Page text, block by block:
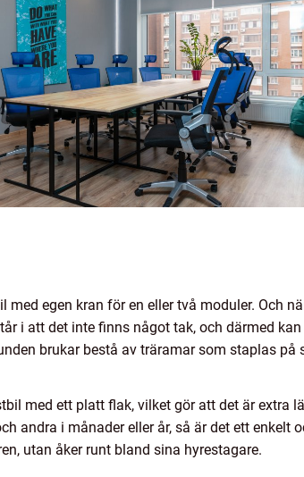
egen kran för en eller två moduler. Och
i att det inte finns något tak, och därmed
brukar bestå av träramar som staplas på
med ett platt flak, vilket gör att det är extra
andra i månader eller år, så är det ett
utan åker runt bland sina hyrestagare.